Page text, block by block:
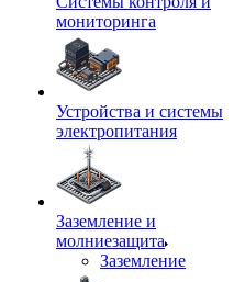
мониторинга
Устройства и системы
электропитания
Заземление и
молниезащита
Заземление